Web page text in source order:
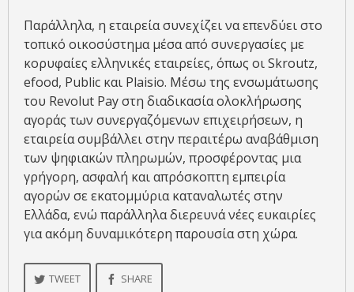
Παράλληλα, η εταιρεία συνεχίζει να επενδύει στο
τοπικό οικοσύστημα μέσα από συνεργασίες με
κορυφαίες ελληνικές εταιρείες, όπως οι Skroutz,
efood, Public και Plaisio. Μέσω της ενσωμάτωσης
του Revolut Pay στη διαδικασία ολοκλήρωσης
αγοράς των συνεργαζόμενων επιχειρήσεων, η
εταιρεία συμβάλλει στην περαιτέρω αναβάθμιση
των ψηφιακών πληρωμών, προσφέροντας μια
γρήγορη, ασφαλή και απρόσκοπτη εμπειρία
αγορών σε εκατομμύρια καταναλωτές στην
Ελλάδα, ενώ παράλληλα διερευνά νέες ευκαιρίες
για ακόμη δυναμικότερη παρουσία στη χώρα.
TWEET SHARE